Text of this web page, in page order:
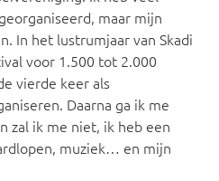
maar mijn
In het lustrumjaar van Skadi
voor 1.500 tot 2.000
vierde keer als
Daarna ga ik me
zal ik me niet, ik heb een
muziek… en mijn